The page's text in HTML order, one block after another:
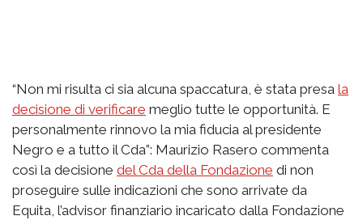
“Non mi risulta ci sia alcuna spaccatura, è stata presa la
decisione di verificare meglio tutte le opportunità. E
personalmente rinnovo la mia fiducia al presidente
Negro e a tutto il Cda”: Maurizio Rasero commenta
così la decisione del Cda della Fondazione di non
proseguire sulle indicazioni che sono arrivate da
Equita, l’advisor finanziario incaricato dalla Fondazione